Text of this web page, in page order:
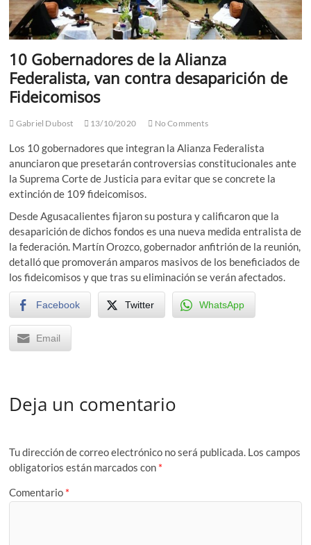
10 Gobernadores de la Alianza
Federalista, van contra desaparición de
Fideicomisos
Gabriel Dubost 13/10/2020 No Comments
Los 10 gobernadores que integran la Alianza Federalista
anunciaron que presetarán controversias constitucionales ante
la Suprema Corte de Justicia para evitar que se concrete la
extinción de 109 fideicomisos.
Desde Agusacalientes fijaron su postura y calificaron que la
desaparición de dichos fondos es una nueva medida entralista de
la federación. Martín Orozco, gobernador anfitrión de la reunión,
detalló que promoverán amparos masivos de los beneficiados de
los fideicomisos y que tras su eliminación se verán afectados.
Facebook Twitter WhatsApp
Email
Deja un comentario
Tu dirección de correo electrónico no será publicada. Los campos
obligatorios están marcados con *
Comentario *